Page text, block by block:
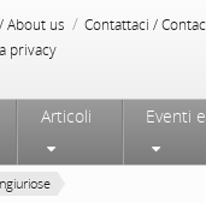
About us / Contattaci /
privacy
Articoli Eventi